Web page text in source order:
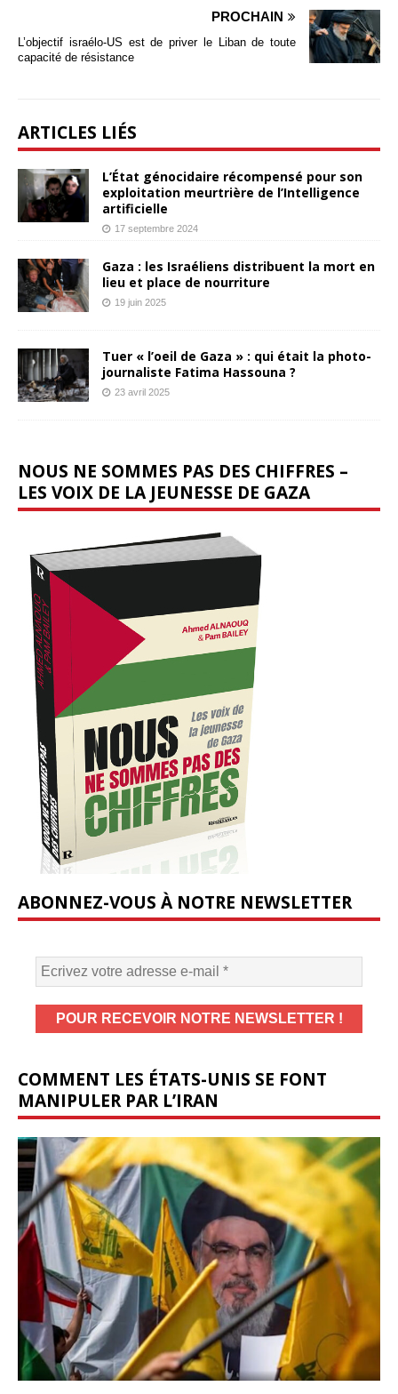
PROCHAIN
L’objectif israélo-US est de priver le Liban de toute
capacité de résistance
ARTICLES LIÉS
L’État génocidaire récompensé pour son
exploitation meurtrière de l’Intelligence
artificielle
17 septembre 2024
Gaza : les Israéliens distribuent la mort en
lieu et place de nourriture
19 juin 2025
Tuer « l’oeil de Gaza » : qui était la photo-
journaliste Fatima Hassouna ?
23 avril 2025
NOUS NE SOMMES PAS DES CHIFFRES –
LES VOIX DE LA JEUNESSE DE GAZA
ABONNEZ-VOUS À NOTRE NEWSLETTER
COMMENT LES ÉTATS-UNIS SE FONT
MANIPULER PAR L’IRAN